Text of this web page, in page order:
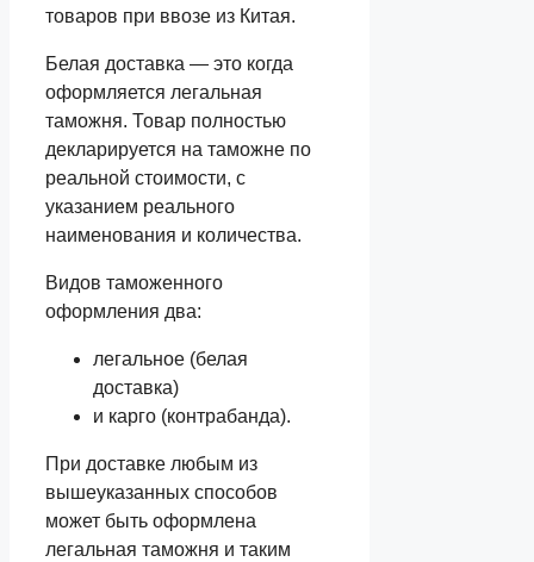
товаров при ввозе из Китая.
Белая доставка — это когда
оформляется легальная
таможня. Товар полностью
декларируется на таможне по
реальной стоимости, с
указанием реального
наименования и количества.
Видов таможенного
оформления два:
легальное (белая
доставка)
и карго (контрабанда).
При доставке любым из
вышеуказанных способов
может быть оформлена
легальная таможня и таким